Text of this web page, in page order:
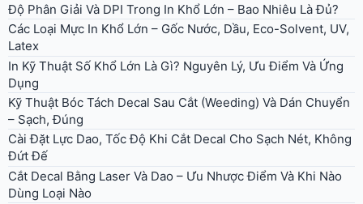
Độ Phân Giải Và DPI Trong In Khổ Lớn – Bao Nhiêu Là Đủ?
Các Loại Mực In Khổ Lớn – Gốc Nước, Dầu, Eco-Solvent, UV,
Latex
In Kỹ Thuật Số Khổ Lớn Là Gì? Nguyên Lý, Ưu Điểm Và Ứng
Dụng
Kỹ Thuật Bóc Tách Decal Sau Cắt (Weeding) Và Dán Chuyển
– Sạch, Đúng
Cài Đặt Lực Dao, Tốc Độ Khi Cắt Decal Cho Sạch Nét, Không
Đứt Đế
Cắt Decal Bằng Laser Và Dao – Ưu Nhược Điểm Và Khi Nào
Dùng Loại Nào